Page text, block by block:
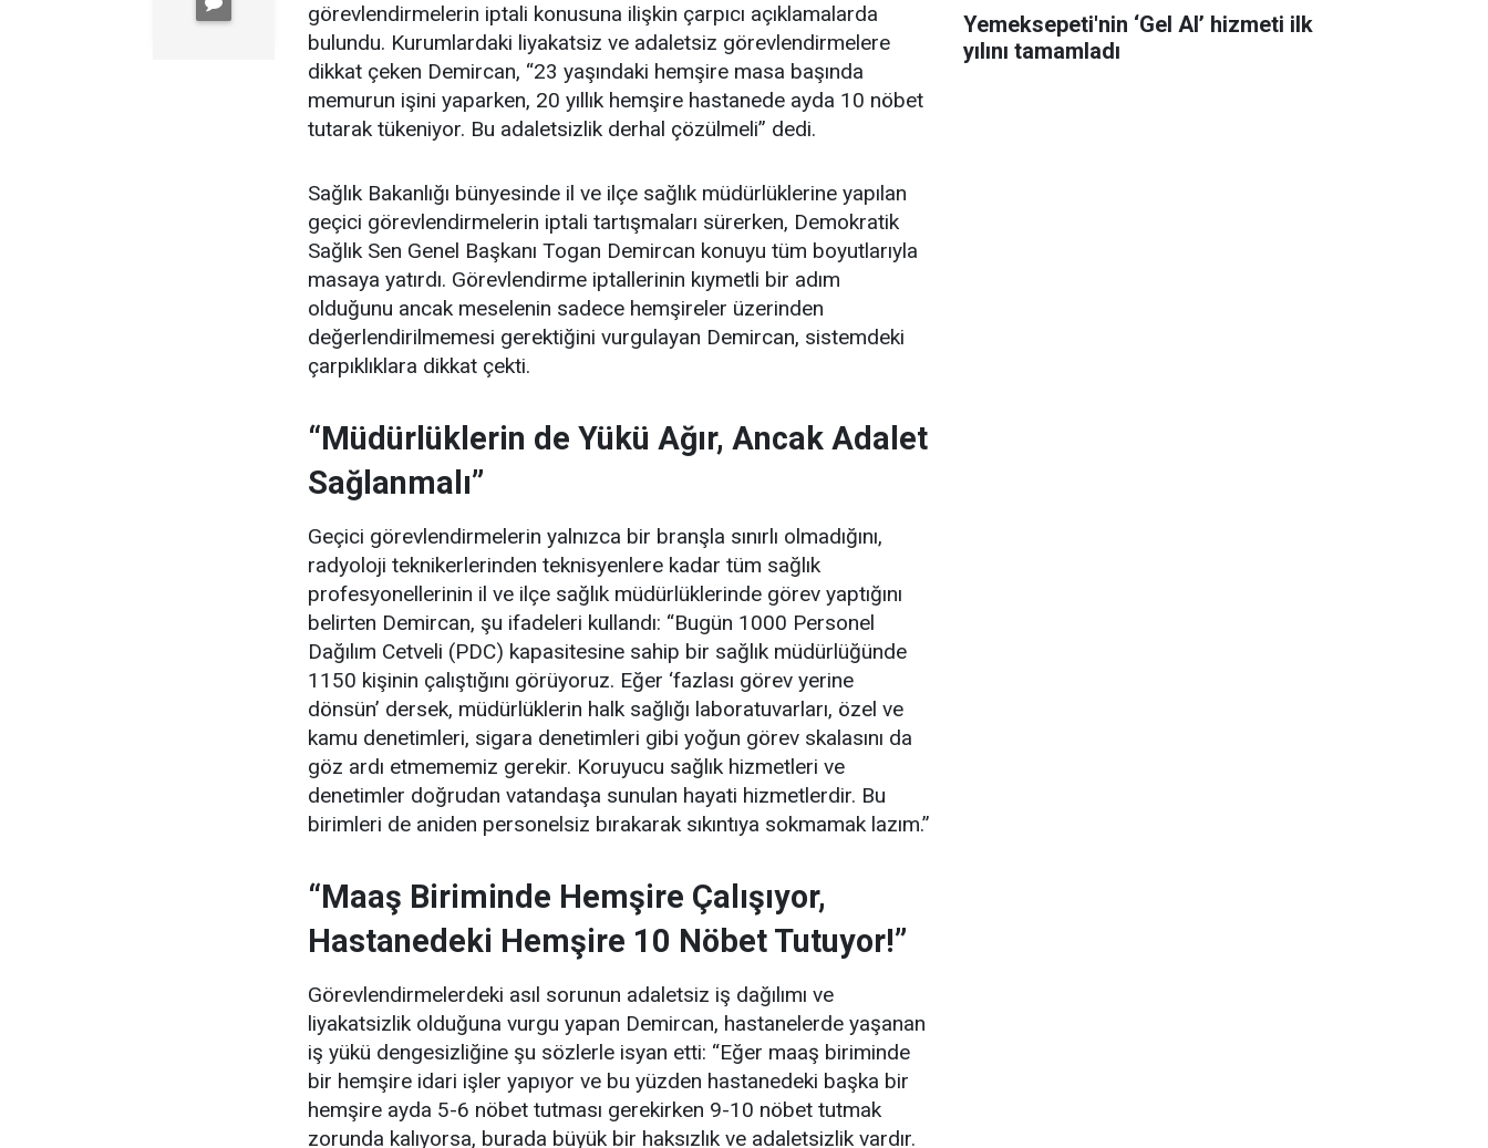
görevlendirmelerin iptali konusuna ilişkin çarpıcı açıklamalarda
bulundu. Kurumlardaki liyakatsiz ve adaletsiz görevlendirmelere
dikkat çeken Demircan, “23 yaşındaki hemşire masa başında
memurun işini yaparken, 20 yıllık hemşire hastanede ayda 10 nöbet
tutarak tükeniyor. Bu adaletsizlik derhal çözülmeli” dedi.
Sağlık Bakanlığı bünyesinde il ve ilçe sağlık müdürlüklerine yapılan
geçici görevlendirmelerin iptali tartışmaları sürerken, Demokratik
Sağlık Sen Genel Başkanı Togan Demircan konuyu tüm boyutlarıyla
masaya yatırdı. Görevlendirme iptallerinin kıymetli bir adım
olduğunu ancak meselenin sadece hemşireler üzerinden
değerlendirilmemesi gerektiğini vurgulayan Demircan, sistemdeki
çarpıklıklara dikkat çekti.
“Müdürlüklerin de Yükü Ağır, Ancak Adalet
Sağlanmalı”
Geçici görevlendirmelerin yalnızca bir branşla sınırlı olmadığını,
radyoloji teknikerlerinden teknisyenlere kadar tüm sağlık
profesyonellerinin il ve ilçe sağlık müdürlüklerinde görev yaptığını
belirten Demircan, şu ifadeleri kullandı: “Bugün 1000 Personel
Dağılım Cetveli (PDC) kapasitesine sahip bir sağlık müdürlüğünde
1150 kişinin çalıştığını görüyoruz. Eğer ‘fazlası görev yerine
dönsün’ dersek, müdürlüklerin halk sağlığı laboratuvarları, özel ve
kamu denetimleri, sigara denetimleri gibi yoğun görev skalasını da
göz ardı etmememiz gerekir. Koruyucu sağlık hizmetleri ve
denetimler doğrudan vatandaşa sunulan hayati hizmetlerdir. Bu
birimleri de aniden personelsiz bırakarak sıkıntıya sokmamak lazım.”
“Maaş Biriminde Hemşire Çalışıyor,
Hastanedeki Hemşire 10 Nöbet Tutuyor!”
Görevlendirmelerdeki asıl sorunun adaletsiz iş dağılımı ve
liyakatsizlik olduğuna vurgu yapan Demircan, hastanelerde yaşanan
iş yükü dengesizliğine şu sözlerle isyan etti: “Eğer maaş biriminde
bir hemşire idari işler yapıyor ve bu yüzden hastanedeki başka bir
hemşire ayda 5-6 nöbet tutması gerekirken 9-10 nöbet tutmak
zorunda kalıyorsa, burada büyük bir haksızlık ve adaletsizlik vardır.
Yemeksepeti'nin ‘Gel Al’ hizmeti ilk
yılını tamamladı